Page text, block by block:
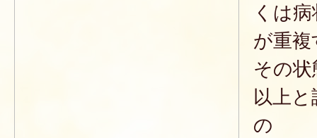
くは
が重
その
以上
の